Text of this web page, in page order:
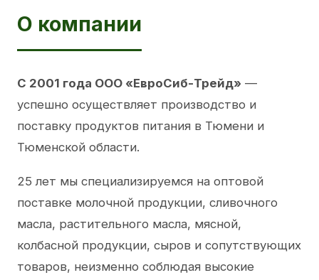
О компании
С 2001 года ООО «ЕвроСиб-Трейд» —
успешно осуществляет производство и
поставку продуктов питания в Тюмени и
Тюменской области.
25 лет мы специализируемся на оптовой
поставке молочной продукции, сливочного
масла, растительного масла, мясной,
колбасной продукции, сыров и сопутствующих
товаров, неизменно соблюдая высокие